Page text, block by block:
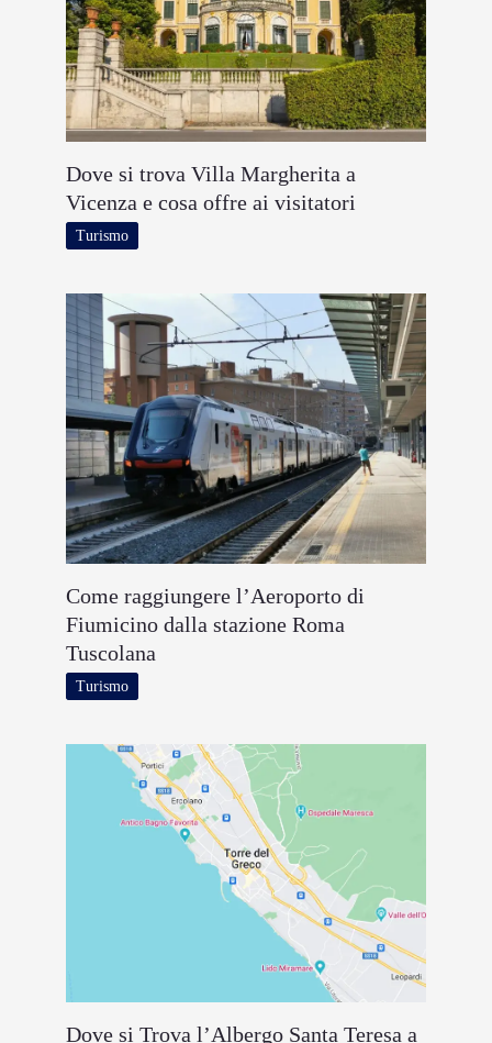
Dove si trova Villa Margherita a
Vicenza e cosa offre ai visitatori
Turismo
Come raggiungere l’Aeroporto di
Fiumicino dalla stazione Roma
Tuscolana
Turismo
Dove si Trova l’Albergo Santa Teresa a